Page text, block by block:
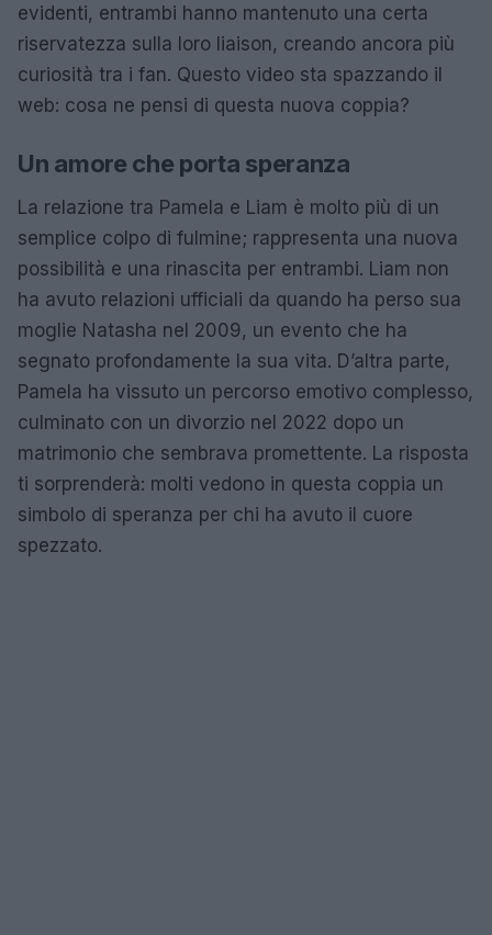
evidenti, entrambi hanno mantenuto una certa
riservatezza sulla loro liaison, creando ancora più
curiosità tra i fan. Questo video sta spazzando il
web: cosa ne pensi di questa nuova coppia?
Un amore che porta speranza
La relazione tra Pamela e Liam è molto più di un
semplice colpo di fulmine; rappresenta una nuova
possibilità e una rinascita per entrambi. Liam non
ha avuto relazioni ufficiali da quando ha perso sua
moglie Natasha nel 2009, un evento che ha
segnato profondamente la sua vita. D’altra parte,
Pamela ha vissuto un percorso emotivo complesso,
culminato con un divorzio nel 2022 dopo un
matrimonio che sembrava promettente. La risposta
ti sorprenderà: molti vedono in questa coppia un
simbolo di speranza per chi ha avuto il cuore
spezzato.